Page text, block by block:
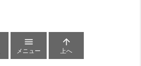

メニュー

上へ